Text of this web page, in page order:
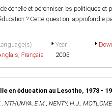
échelle et pérenniser les politiques et
? Cette question, approfondie
, Français
Year
2005
en éducation au Lesotho, 1978 -
, NTHUNYA, E.M., NENTY, H.J.,